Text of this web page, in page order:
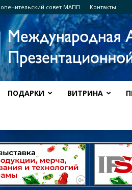
совет МАПП Контакты
ПОДАРКИ ВИТРИНА